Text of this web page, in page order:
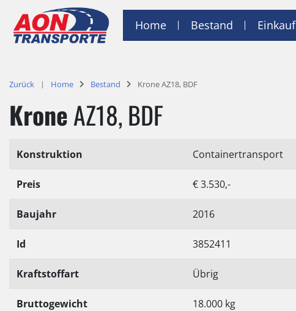
Home Bestand Einkauf
Zurück Home Bestand Krone AZ18, BDF
KroneAZ18, BDF
Konstruktion Containertransport
Preis € 3.530,-
Baujahr 2016
Id 3852411
Kraftstoffart Übrig
Bruttogewicht 18.000 kg